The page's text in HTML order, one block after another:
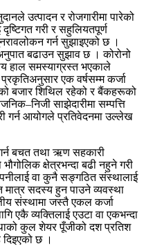
उत्पादन र रोजगारीमा पारेको
गरी र सहुलियतपूर्ण
गर्न सुझाइएको छ ।
बढाउन सुझाव छ । कोरोनो
हाल समस्याग्रस्त भएकाले
एक वर्षसम्म कर्जा
बजार शिथिल रहेको र बैंकहरूको
साझेदारीमा सम्पत्ति
गर्न आयोगले प्रतिवेदनमा उल्लेख
बचत तथा ऋण सहकारी
क्षेत्रभन्दा बढी नहुने गरी
वा कुनै सङ्गठित संस्थालाई
मात्र सदस्य हुन पाउने व्यवस्था
संस्थामा जस्तै एकल कर्जा
एकै व्यक्तिलाई एउटा वा एकभन्दा
कुल शेयर पूँजीको दश प्रतिश
दिइएको छ ।